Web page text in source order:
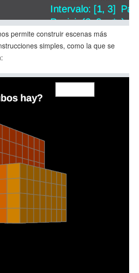
permite construir escenas más
simples, como la que se